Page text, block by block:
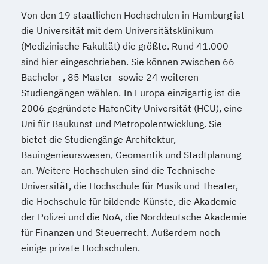
Von den 19 staatlichen Hochschulen in Hamburg ist
die Universität mit dem Universitätsklinikum
(Medizinische Fakultät) die größte. Rund 41.000
sind hier eingeschrieben. Sie können zwischen 66
Bachelor-, 85 Master- sowie 24 weiteren
Studiengängen wählen. In Europa einzigartig ist die
2006 gegründete HafenCity Universität (HCU), eine
Uni für Baukunst und Metropolentwicklung. Sie
bietet die Studiengänge Architektur,
Bauingenieurswesen, Geomantik und Stadtplanung
an. Weitere Hochschulen sind die Technische
Universität, die Hochschule für Musik und Theater,
die Hochschule für bildende Künste, die Akademie
der Polizei und die NoA, die Norddeutsche Akademie
für Finanzen und Steuerrecht. Außerdem noch
einige private Hochschulen.